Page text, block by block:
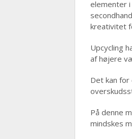
elementer
kreativitet
Upcycling
af højere
Det kan
På denne
mindskes